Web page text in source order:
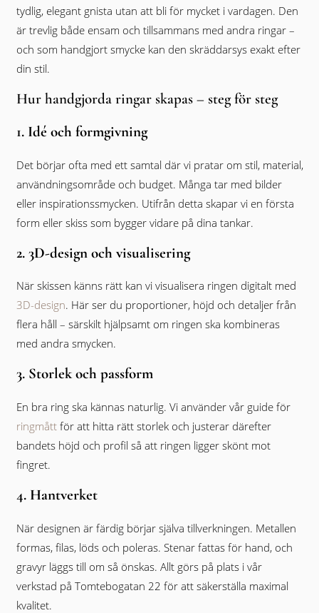
tydlig, elegant gnista utan att bli för mycket i vardagen. Den
är trevlig både ensam och tillsammans med andra ringar –
och som handgjort smycke kan den skräddarsys exakt efter
din stil.
Hur handgjorda ringar skapas – steg för steg
1. Idé och formgivning
Det börjar ofta med ett samtal där vi pratar om stil, material,
användningsområde och budget. Många tar med bilder
eller inspirationssmycken. Utifrån detta skapar vi en första
form eller skiss som bygger vidare på dina tankar.
2. 3D-design och visualisering
När skissen känns rätt kan vi visualisera ringen digitalt med
3D-design. Här ser du proportioner, höjd och detaljer från
flera håll – särskilt hjälpsamt om ringen ska kombineras
med andra smycken.
3. Storlek och passform
En bra ring ska kännas naturlig. Vi använder vår guide för
ringmåttför att hitta rätt storlek och justerar därefter
bandets höjd och profil så att ringen ligger skönt mot
fingret.
4. Hantverket
När designen är färdig börjar själva tillverkningen. Metallen
formas, filas, löds och poleras. Stenar fattas för hand, och
gravyr läggs till om så önskas. Allt görs på plats i vår
verkstad på Tomtebogatan 22 för att säkerställa maximal
kvalitet.